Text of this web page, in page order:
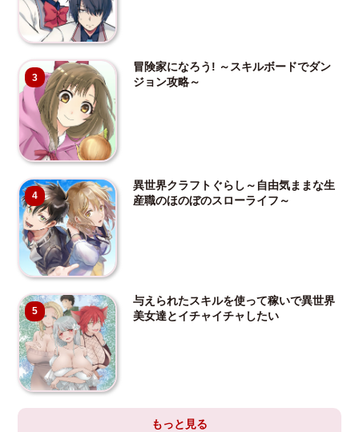
3
冒険家になろう! ～スキルボードでダン
ジョン攻略～
4
異世界クラフトぐらし～自由気ままな生
産職のほのぼのスローライフ～
5
与えられたスキルを使って稼いで異世界
美女達とイチャイチャしたい
もっと見る